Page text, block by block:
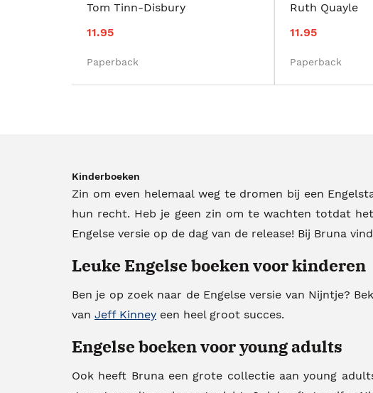
Tom Tinn-Disbury
11.95
Paperback
Ruth Quayle
11.95
Paperback
Kinderboeken
Zin om even helemaal weg te dromen bij een
hun recht. Heb je geen zin om te wachten totdat
Engelse versie op de dag van de release! Bij Bruna
Leuke Engelse boeken voor kinderen
Ben je op zoek naar de Engelse versie van Nijntje?
van Jeff Kinney een heel groot succes.
Engelse boeken voor young adults
Ook heeft Bruna een grote collectie aan young